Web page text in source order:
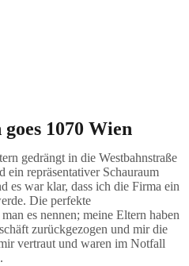
1070 Wien
gedrängt in die Westbahnstraße
ein repräsentativer Schauraum
es war klar, dass ich die Firma ein
Die perfekte
es nennen; meine Eltern haben
zurückgezogen und mir die
vertraut und waren im Notfall